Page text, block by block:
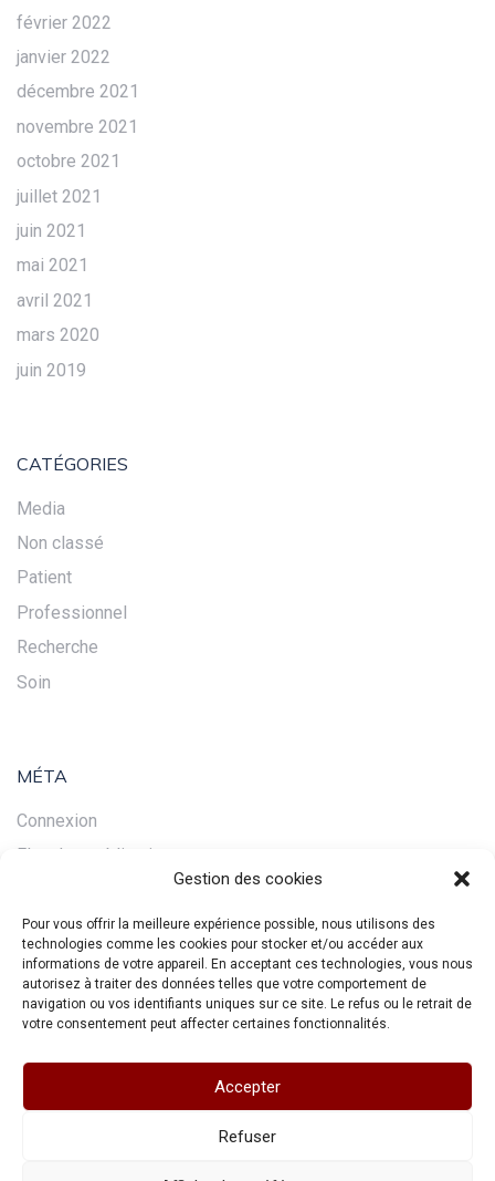
Gestion des cookies
Pour vous offrir la meilleure expérience possible, nous utilisons des
technologies comme les cookies pour stocker et/ou accéder aux
informations de votre appareil. En acceptant ces technologies, vous nous
autorisez à traiter des données telles que votre comportement de
navigation ou vos identifiants uniques sur ce site. Le refus ou le retrait de
votre consentement peut affecter certaines fonctionnalités.
Accepter
Refuser
février 2022
janvier 2022
décembre 2021
novembre 2021
octobre 2021
juillet 2021
juin 2021
mai 2021
avril 2021
mars 2020
juin 2019
CATÉGORIES
Media
Non classé
Patient
Professionnel
Recherche
Soin
MÉTA
Connexion
Flux des publications
Flux des commentaires
Site de WordPress-FR
Plan du site
Copyright © 2026 RESO Bordeaux.